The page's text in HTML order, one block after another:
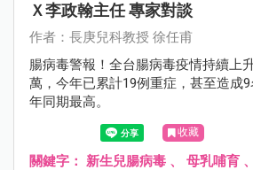
Ｘ李政翰主任 專家對談
作者：長庚兒科教授 徐任甫
腸病毒警報！全台腸病毒疫情持續上
萬，今年已累計19例重症，甚至造成
年同期最高。
收藏
關鍵字： 新生兒腸病毒 、 母乳哺育 、